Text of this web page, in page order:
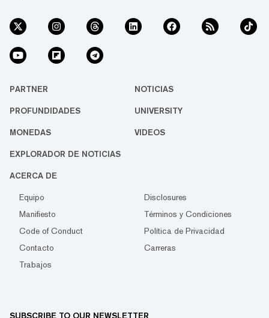
PARTNER NOTICIAS
PROFUNDIDADES UNIVERSITY
MONEDAS VIDEOS
EXPLORADOR DE NOTICIAS
ACERCA DE
Equipo
Disclosures
Manifiesto
Términos y Condiciones
Code of Conduct
Política de Privacidad
Contacto
Carreras
Trabajos
SUBSCRIBE TO OUR NEWSLETTER